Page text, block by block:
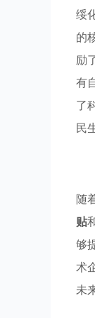
绥
的
励
有
了
民
随
贴
够
术
未